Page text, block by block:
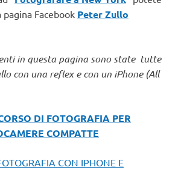
Facebook Peter Zullo
in questa pagina sono state tutte
con una reflex e con un iPhone (All
DI FOTOGRAFIA PER
COMPATTE
CON IPHONE E